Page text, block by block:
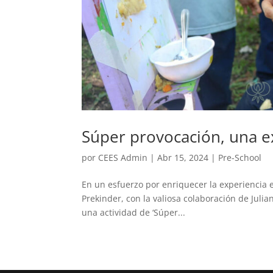
Súper provocación, una
por CEES Admin |Abr 15, 2024 | Pre-School
En un esfuerzo por enriquecer la experiencia
Prekinder, con la valiosa colaboración de
una actividad de ‘Súper...